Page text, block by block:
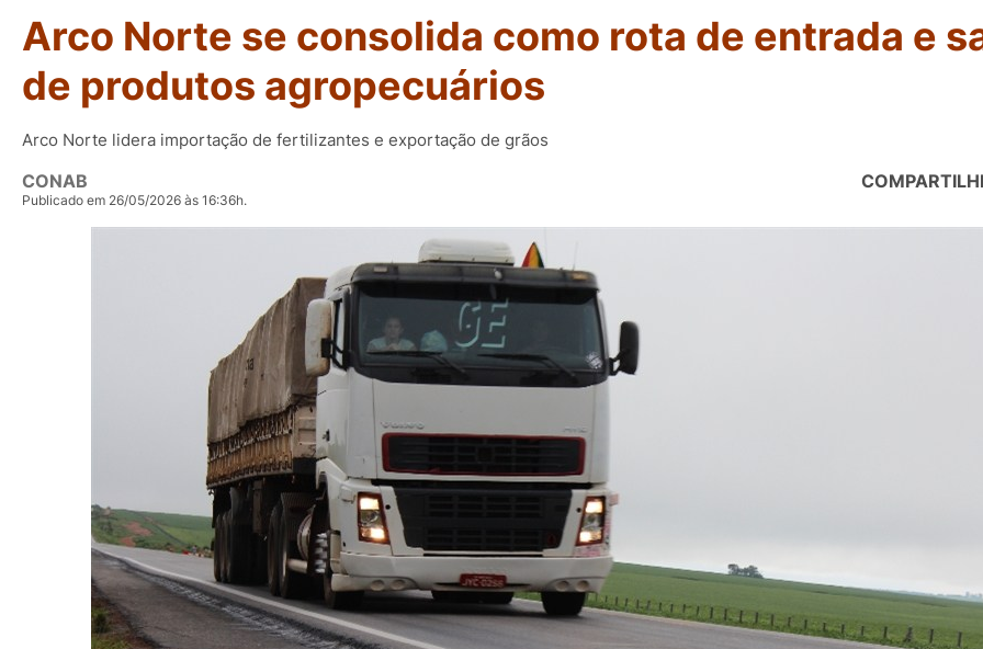
Conversor Colunistas Eventos
e
Vídeos
Arco Norte se consolida como rota de entrada e
de produtos agropecuários
Arco Norte lidera importação de fertilizantes e exportação de grãos
CONAB
Publicado em 26/05/2026 às 16:36h.